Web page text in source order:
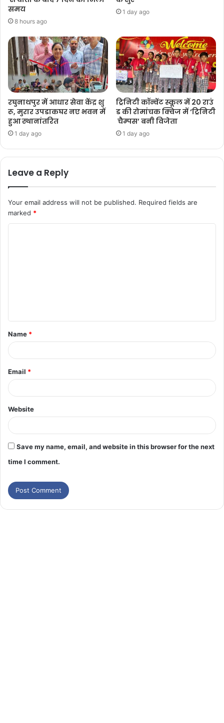
समय
8 hours ago
1 day ago
रघुनाथपुर में आधार सेवा केंद्र शु
रू, मुरार उपडाकघर नए भवन में
हुआ स्थानांतरित
1 day ago
ट्रिनिटी कॉन्वेंट स्कूल में 20 राउं
ड की रोमांचक क्विज में ‘ट्रिनिटी
चैम्पस’ बनी विजेता
1 day ago
Leave a Reply
Your email address will not be published. Required fields are
marked *
Name *
Email *
Website
Save my name, email, and website in this browser for the next
time I comment.